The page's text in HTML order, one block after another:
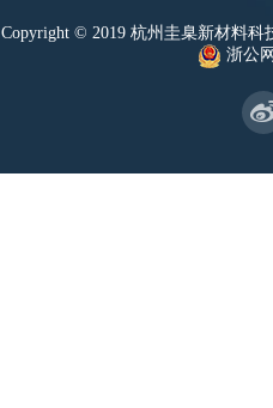
Copyright © 2019 杭州圭臬新材料科
浙公